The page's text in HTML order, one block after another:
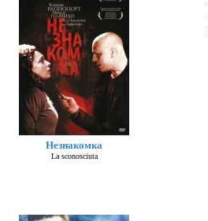
Незнакомка
La sconosciuta